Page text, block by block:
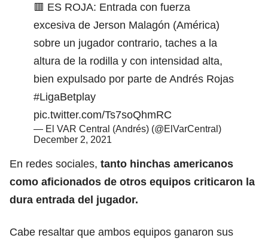
🟥 ES ROJA: Entrada con fuerza
excesiva de Jerson Malagón (América)
sobre un jugador contrario, taches a la
altura de la rodilla y con intensidad alta,
bien expulsado por parte de Andrés Rojas
#LigaBetplay
pic.twitter.com/Ts7soQhmRC
— El VAR Central (Andrés) (@ElVarCentral)
December 2, 2021
En redes sociales, tanto hinchas americanos
como aficionados de otros equipos criticaron la
dura entrada del jugador.
Cabe resaltar que ambos equipos ganaron sus